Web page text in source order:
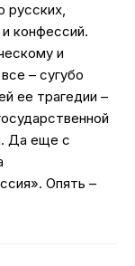
русских,
конфессий.
и
– сугубо
ее трагедии –
Да еще с
Опять –